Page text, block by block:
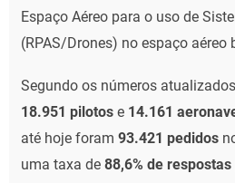
Espaço Aéreo para o uso de
(RPAS/Drones) no espaço aéreo
Segundo os números
18.951 pilotose 14.161
até hoje foram 93.421 pedidos
uma taxa de 88,6% de